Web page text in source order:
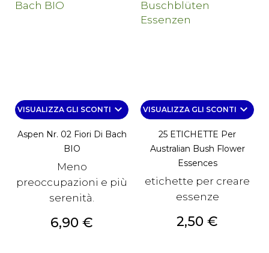
VISUALIZZA GLI SCONTI keyboard_arrow_down
Aspen Nr. 02 Fiori Di Bach
BIO
Meno
preoccupazioni e più
serenità.
Prezzo
6,90 €
VISUALIZZA GLI SCONTI keyboard_arrow_down
25 ETICHETTE Per
Australian Bush Flower
Essences
etichette per creare
essenze
Prezzo
2,50 €